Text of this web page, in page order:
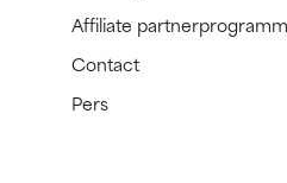
Affiliate
Contact
Pers